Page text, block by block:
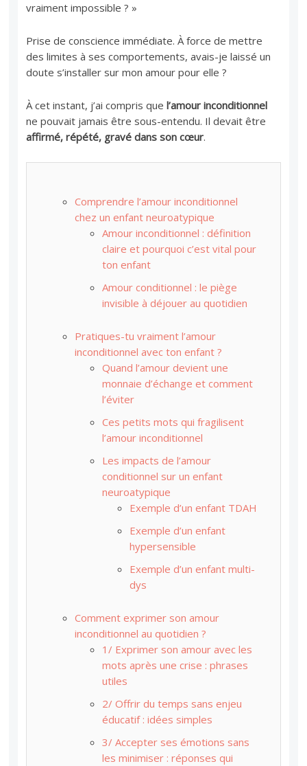
vraiment impossible ? »
Prise de conscience immédiate. À force de mettre
des limites à ses comportements, avais-je laissé un
doute s’installer sur mon amour pour elle ?
À cet instant, j’ai compris quel’amour inconditionnel
ne pouvait jamais être sous-entendu. Il devait être
affirmé, répété, gravé dans son cœur.
Comprendre l’amour inconditionnel
chez un enfant neuroatypique
Amour inconditionnel : définition
claire et pourquoi c’est vital pour
ton enfant
Amour conditionnel : le piège
invisible à déjouer au quotidien
Pratiques-tu vraiment l’amour
inconditionnel avec ton enfant ?
Quand l’amour devient une
monnaie d’échange et comment
l’éviter
Ces petits mots qui fragilisent
l’amour inconditionnel
Les impacts de l’amour
conditionnel sur un enfant
neuroatypique
Exemple d’un enfant TDAH
Exemple d’un enfant
hypersensible
Exemple d’un enfant multi-
dys
Comment exprimer son amour
inconditionnel au quotidien ?
1/ Exprimer son amour avec les
mots après une crise : phrases
utiles
2/ Offrir du temps sans enjeu
éducatif : idées simples
3/ Accepter ses émotions sans
les minimiser : réponses qui